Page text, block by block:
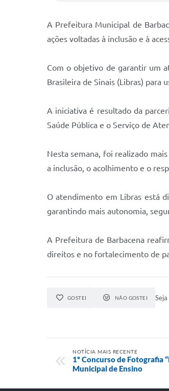
A Prefeitura Municipal de
ações voltadas à inclusão e à
Com o objetivo de garantir um
Brasileira de Sinais (Libras) para
A iniciativa é resultado da
Saúde Pública e o Serviço de
Nesta semana, foi realizado
a inclusão, o acolhimento e o
O atendimento em Libras está
garantindo mais autonomia,
A Prefeitura de Barbacena
direitos e no fortalecimento de
GOSTEI NÃO GOSTEI
NOTÍCIA MAIS RECENTE
1º Concurso de Fotografia
Municipal de Ensino